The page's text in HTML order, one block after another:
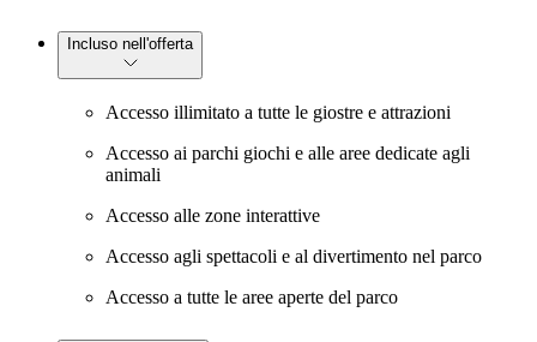
Incluso nell'offerta
Accesso illimitato a tutte le giostre e attrazioni
Accesso ai parchi giochi e alle aree dedicate agli
animali
Accesso alle zone interattive
Accesso agli spettacoli e al divertimento nel parco
Accesso a tutte le aree aperte del parco